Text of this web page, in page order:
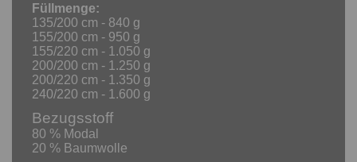
Füllmenge:
135/200 cm - 840 g
155/200 cm - 950 g
155/220 cm - 1.050 g
200/200 cm - 1.250 g
200/220 cm - 1.350 g
240/220 cm - 1.600 g
Bezugsstoff
80 % Modal
20 % Baumwolle